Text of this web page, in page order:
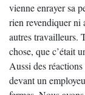
vienne enrayer sa
rien revendiquer ni
autres travailleurs.
chose, que c’était
Aussi des
devant un